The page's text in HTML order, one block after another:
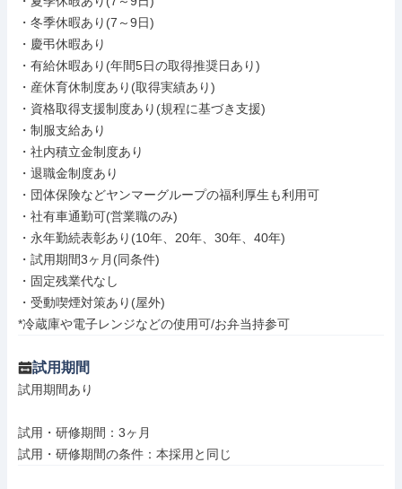
・冬季休暇あり(7～9日)
・慶弔休暇あり
・有給休暇あり(年間5日の取得推奨日あり)
・産休育休制度あり(取得実績あり)
・資格取得支援制度あり(規程に基づき支援)
・制服支給あり
・社内積立金制度あり
・退職金制度あり
・団体保険などヤンマーグループの福利厚生も利用可
・社有車通勤可(営業職のみ)
・永年勤続表彰あり(10年、20年、30年、40年)
・試用期間3ヶ月(同条件)
・固定残業代なし
・受動喫煙対策あり(屋外)
*冷蔵庫や電子レンジなどの使用可/お弁当持参可
試用期間
試用期間あり
試用・研修期間：3ヶ月